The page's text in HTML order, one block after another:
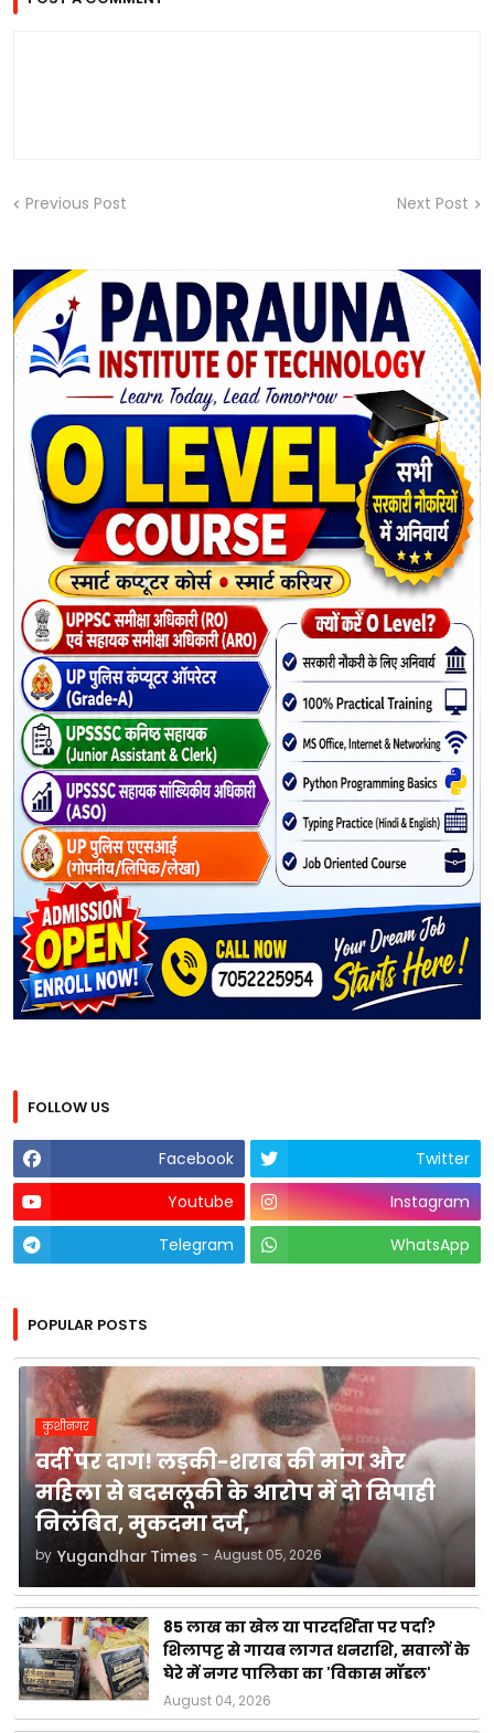
Previous Post Next Post
FOLLOW US
Facebook
Twitter
Youtube
Instagram
Telegram
WhatsApp
POPULAR POSTS
कुशीनगर
वर्दी पर दाग! लड़की-शराब की मांग और
महिला से बदसलूकी के आरोप में दो सिपाही
निलंबित, मुकदमा दर्ज,
by Yugandhar Times - August 05, 2026
85 लाख का खेल या पारदर्शिता पर पर्दा?
शिलापट्ट से गायब लागत धनराशि, सवालों के
घेरे में नगर पालिका का 'विकास मॉडल'
August 04, 2026